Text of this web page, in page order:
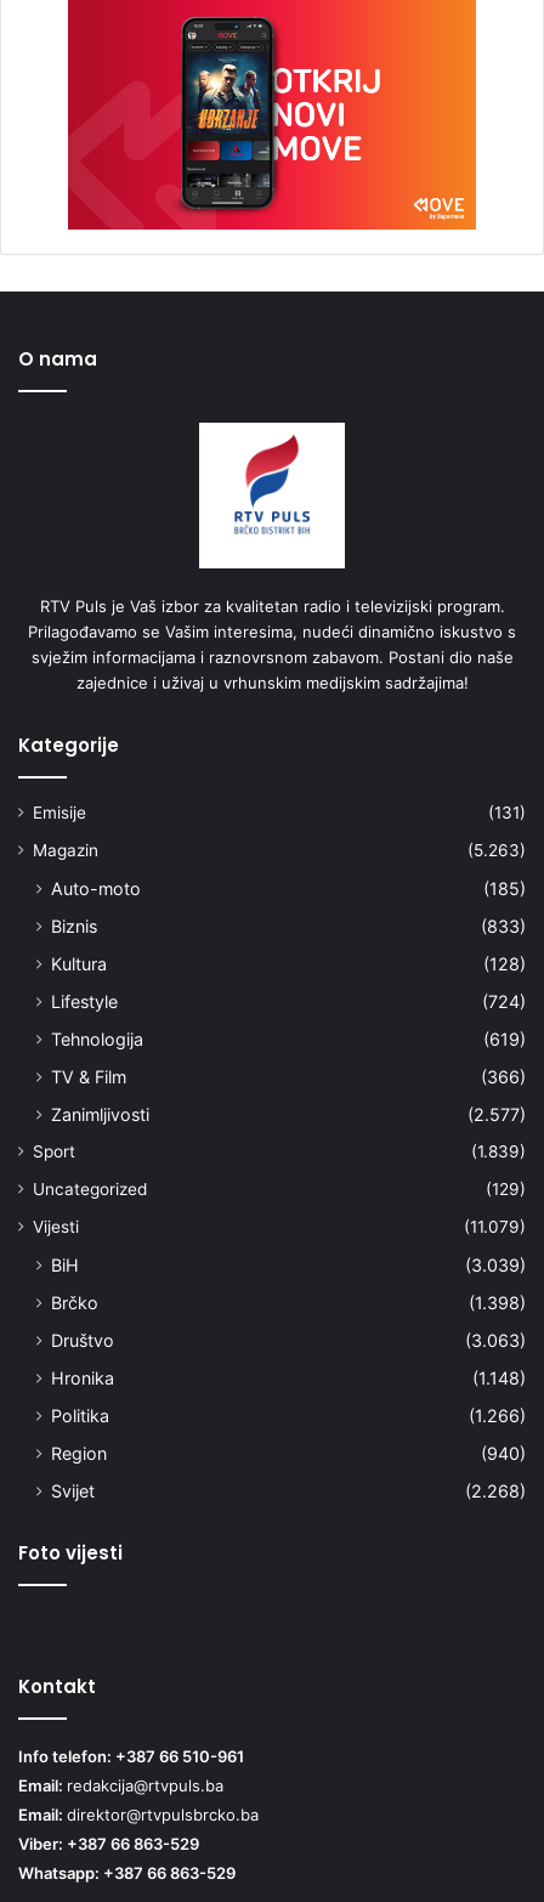
O nama
RTV Puls je Vaš izbor za kvalitetan radio i televizijski program.
Prilagođavamo se Vašim interesima, nudeći dinamično iskustvo s
svježim informacijama i raznovrsnom zabavom. Postani dio naše
zajednice i uživaj u vrhunskim medijskim sadržajima!
Kategorije
Emisije
(131)
Magazin
(5.263)
Auto-moto
(185)
Biznis
(833)
Kultura
(128)
Lifestyle
(724)
Tehnologija
(619)
TV & Film
(366)
Zanimljivosti
(2.577)
Sport
(1.839)
Uncategorized
(129)
Vijesti
(11.079)
BiH
(3.039)
Brčko
(1.398)
Društvo
(3.063)
Hronika
(1.148)
Politika
(1.266)
Region
(940)
Svijet
(2.268)
Foto vijesti
Kontakt
Info telefon: +387 66 510-961
Email: redakcija@rtvpuls.ba
Email: direktor@rtvpulsbrcko.ba
Viber: +387 66 863-529
Whatsapp: +387 66 863-529